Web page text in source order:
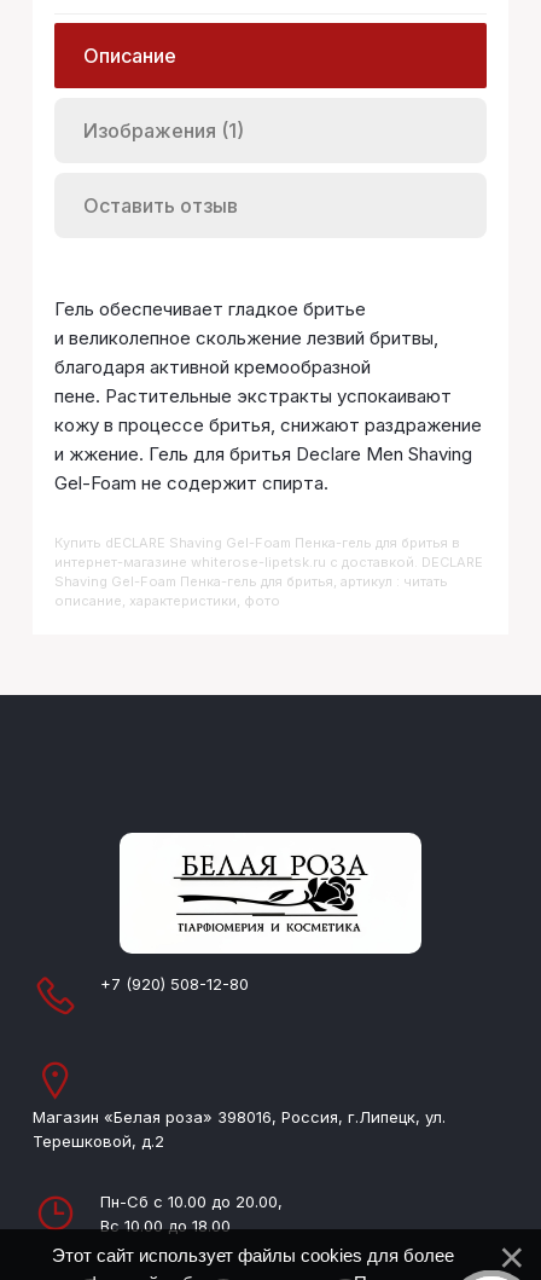
Описание
Изображения (1)
Оставить отзыв
Гель обеспечивает гладкое бритье
и великолепное скольжение лезвий бритвы,
благодаря активной кремообразной
пене. Растительные экстракты успокаивают
кожу в процессе бритья, снижают раздражение
и жжение. Гель для бритья Declare Men Shaving
Gel-Foam не содержит спирта.
Купить DECLARE Shaving Gel-Foam Пенка-гель для бритья в
интернет-магазине whiterose-lipetsk.ru с доставкой. DECLARE
Shaving Gel-Foam Пенка-гель для бритья, артикул : читать
описание, характеристики, фото
+7 (920) 508-12-80
Магазин «Белая роза» 398016, Россия, г.Липецк, ул.
Терешковой, д.2
Пн-Сб с 10.00 до 20.00,
Вс 10.00 до 18.00
Этот сайт использует файлы cookies для более